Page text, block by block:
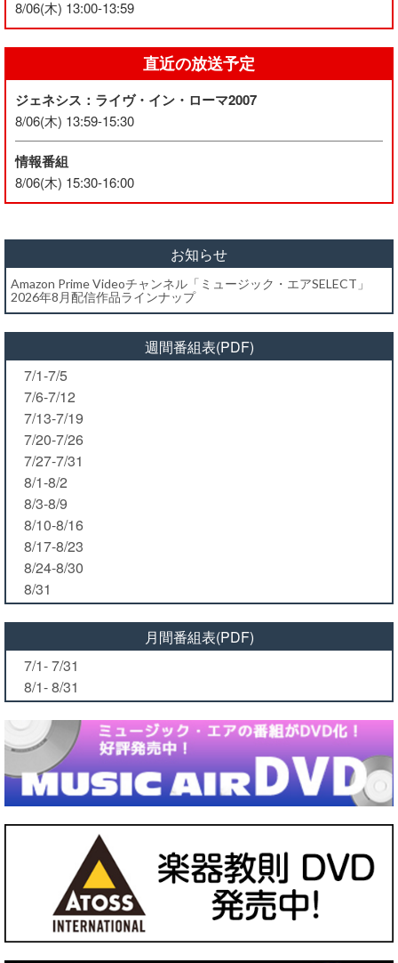
8/06(木) 13:00-13:59
直近の放送予定
ジェネシス：ライヴ・イン・ローマ2007
8/06(木) 13:59-15:30
情報番組
8/06(木) 15:30-16:00
お知らせ
Amazon Prime Videoチャンネル「ミュージック・エアSELECT」
2026年8月配信作品ラインナップ
週間番組表(PDF)
7/1-7/5
7/6-7/12
7/13-7/19
7/20-7/26
7/27-7/31
8/1-8/2
8/3-8/9
8/10-8/16
8/17-8/23
8/24-8/30
8/31
月間番組表(PDF)
7/1- 7/31
8/1- 8/31